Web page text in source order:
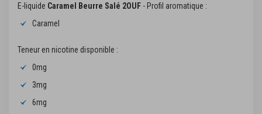
E-liquide Caramel Beurre Salé 2OUF - Profil aromatique :
Caramel
Teneur en nicotine disponible :
0mg
3mg
6mg